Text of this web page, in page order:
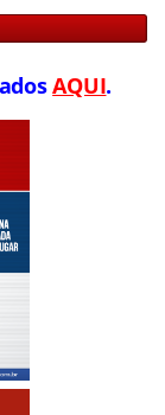
AQUI.